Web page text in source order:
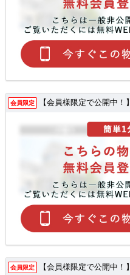
会員限定 【会員様限定で公開中！】
会員限定 【会員様限定で公開中！】